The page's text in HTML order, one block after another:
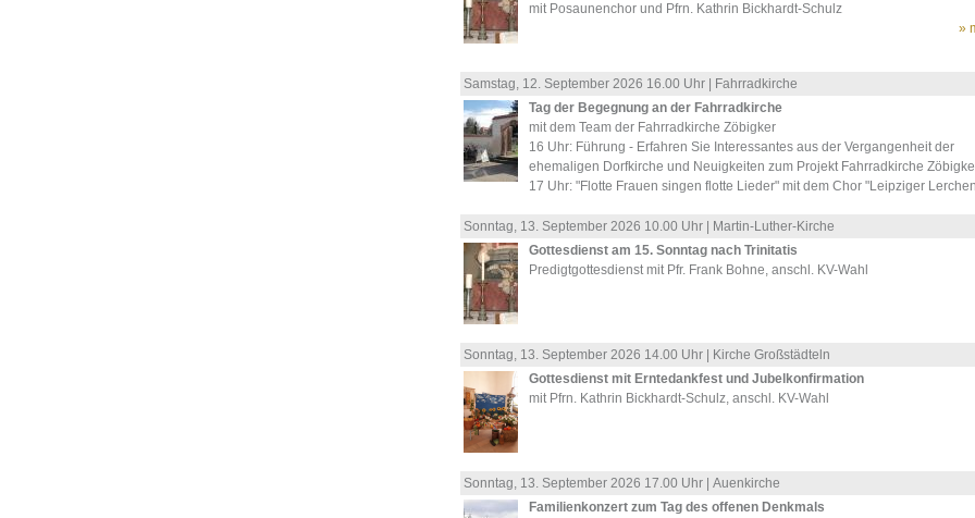
mit Posaunenchor und Pfrn. Kathrin Bickhardt-Schulz
»
Samstag, 12. September2026 16.00 Uhr |
Fahrradkirche
Tag der Begegnung an der Fahrradkirche
mit dem Team der Fahrradkirche Zöbigker
16 Uhr: Führung - Erfahren Sie Interessantes aus der Vergangenheit der
ehemaligen Dorfkirche und Neuigkeiten zum Projekt Fahrradkirche
17 Uhr: "Flotte Frauen singen flotte Lieder" mit dem Chor "Leipziger
Sonntag, 13. September2026 10.00 Uhr |
Martin-Luther-Kirche
Gottesdienst am 15. Sonntag nach Trinitatis
Predigtgottesdienst mit Pfr. Frank Bohne, anschl. KV-Wahl
Sonntag, 13. September2026 14.00 Uhr |
Kirche Großstädteln
Gottesdienst mit Erntedankfest und Jubelkonfirmation
mit Pfrn. Kathrin Bickhardt-Schulz, anschl. KV-Wahl
Sonntag, 13. September2026 17.00 Uhr | Auenkirche
Familienkonzert zum Tag des offenen Denkmals